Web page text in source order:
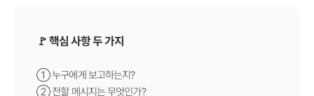
🚩 핵심 사항 두 가지
① 누구에게 보고하는지?
② 전할 메시지는 무엇인가?